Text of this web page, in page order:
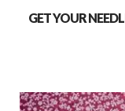
GET YOUR